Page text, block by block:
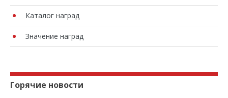
Каталог наград
Значение наград
Горячие новости